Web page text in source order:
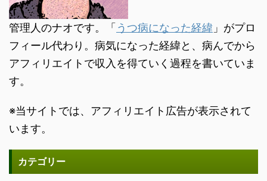
管理人のナオです。「 うつ病になった経緯 」がプロ
フィール代わり。病気になった経緯と、病んでから
アフィリエイトで収入を得ていく過程を書いていま
す。
※当サイトでは、アフィリエイト広告が表示されて
います。
カテゴリー